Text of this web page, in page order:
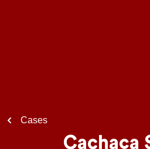
Cases
Cachaça